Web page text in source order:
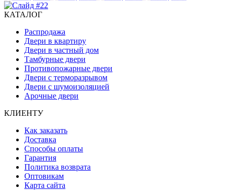
КАТАЛОГ
Распродажа
Двери в квартиру
Двери в частный дом
Тамбурные двери
Противопожарные двери
Двери с терморазрывом
Двери с шумоизоляцией
Арочные двери
КЛИЕНТУ
Как заказать
Доставка
Способы оплаты
Гарантия
Политика возврата
Оптовикам
Карта сайта